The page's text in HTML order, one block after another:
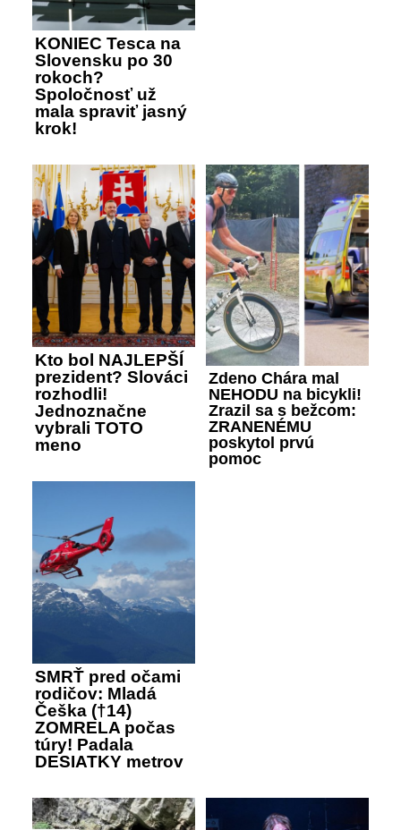
KONIEC Tesca na
Slovensku po 30
rokoch?
Spoločnosť už
mala spraviť jasný
krok!
Kto bol NAJLEPŠÍ
prezident? Slováci
rozhodli!
Jednoznačne
vybrali TOTO
meno
Zdeno Chára mal
NEHODU na bicykli!
Zrazil sa s bežcom:
ZRANENÉMU
poskytol prvú
pomoc
SMRŤ pred očami
rodičov: Mladá
Češka (†14)
ZOMRELA počas
túry! Padala
DESIATKY metrov